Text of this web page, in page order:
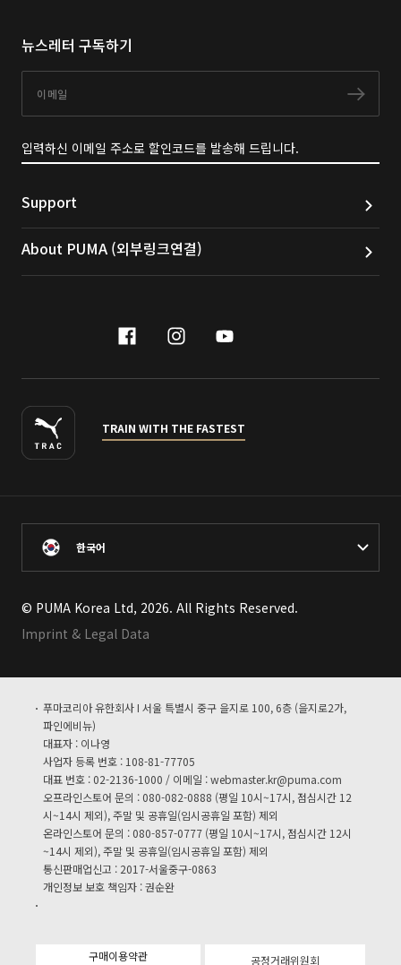
뉴스레터 구독하기
구독
입력하신 이메일 주소로 할인코드를 발송해 드립니다.
Support
About PUMA (외부링크연결)
facebook
instagram
youtube
TRAIN WITH THE FASTEST
한국어
© PUMA Korea Ltd, 2026. All Rights Reserved.
Imprint & Legal Data
푸마코리아 유한회사 I 서울 특별시 중구 을지로 100, 6층 (을지로2가,
파인에비뉴)
대표자 : 이나영
사업자 등록 번호 : 108-81-77705
대표 번호 : 02-2136-1000 / 이메일 :webmaster.kr@puma.com
오프라인스토어 문의 : 080-082-0888 (평일 10시~17시, 점심시간 12
시~14시 제외), 주말 및 공휴일(임시공휴일 포함) 제외
온라인스토어 문의 : 080-857-0777 (평일 10시~17시, 점심시간 12시
~14시 제외), 주말 및 공휴일(임시공휴일 포함) 제외
통신판매업신고 : 2017-서울중구-0863
개인정보 보호 책임자 : 권순완
구매이용약관 공정거래위원회